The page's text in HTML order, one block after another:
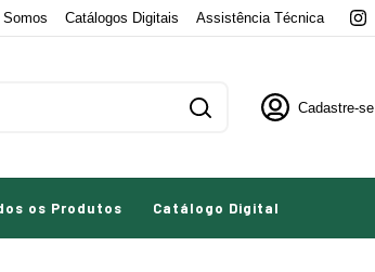
Catálogos Digitais Assistência Técnica
Cadastre-se
os Produtos Catálogo Digital